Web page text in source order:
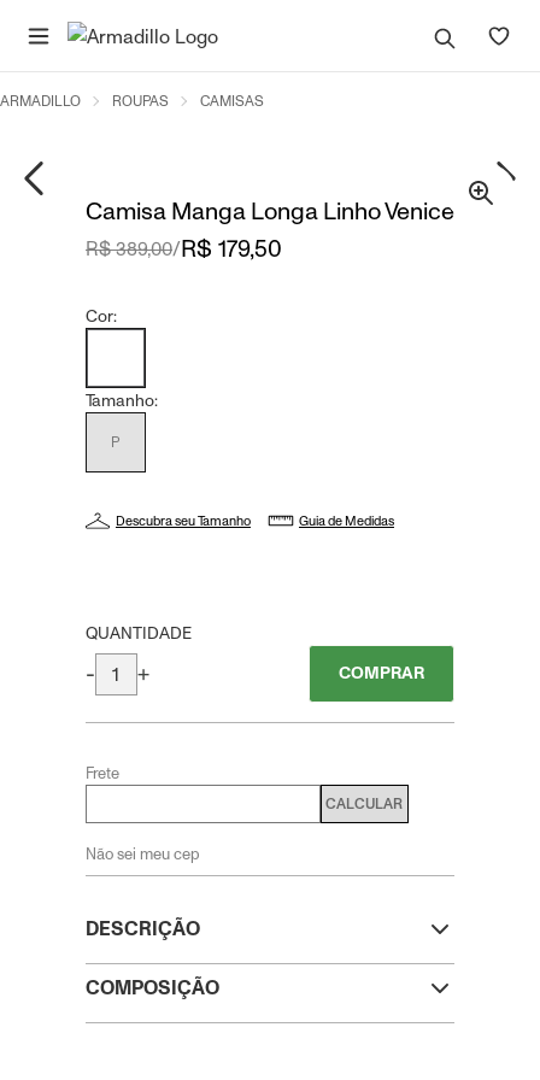
ARMADILLO ROUPAS CAMISAS
Camisa Manga Longa Linho Venice
DESCRIÇÃO
COMPOSIÇÃO
R$ 389,00/R$ 179,50
Cor:
Tamanho:
P
Descubra seu Tamanho Guia de Medidas
QUANTIDADE
- + COMPRAR
Frete
CALCULAR
Não sei meu cep